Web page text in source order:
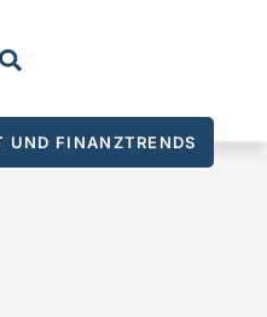
UND FINANZTRENDS